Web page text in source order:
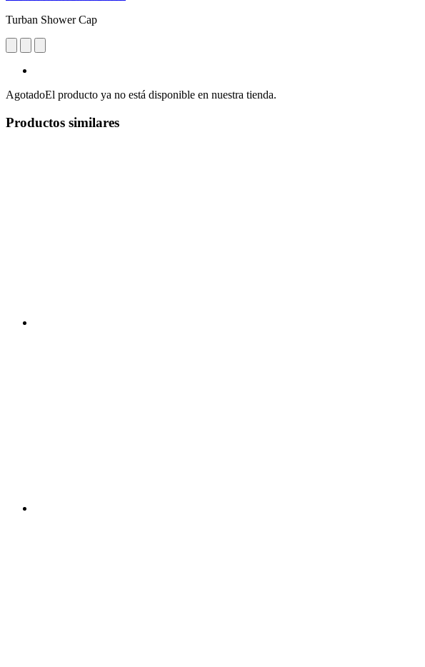
Turban Shower Cap
AgotadoEl producto ya no está disponible en nuestra tienda.
Productos similares